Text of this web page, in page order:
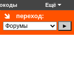
Ещё
переход: